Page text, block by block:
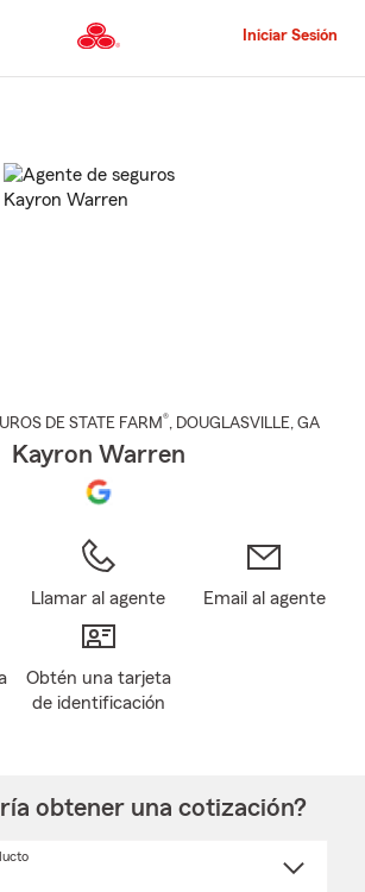
al
principal
Iniciar Sesión
DE STATE FARM®, DOUGLASVILLE, GA
Kayron Warren
Llamar al agente Email al agente
Obtén una tarjeta
de identificación
obtener una cotización?